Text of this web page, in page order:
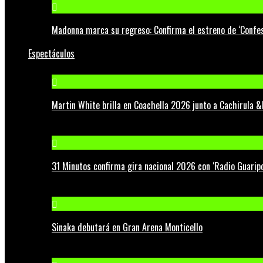
Madonna marca su regreso: Confirma el estreno de
Espectáculos
Martin White brilla en Coachella 2026 junto a Cachirula
31 Minutos confirma gira nacional 2026 con ‘Radio
Sinaka debutará en Gran Arena Monticello